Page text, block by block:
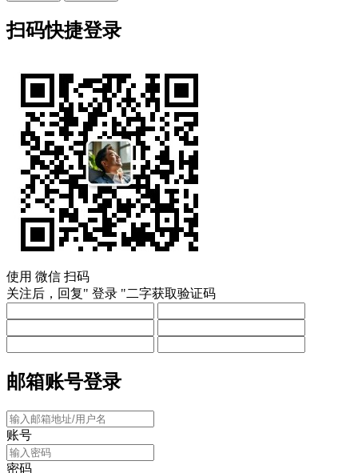
扫码快捷登录
使用 微信 扫码
关注后，回复" 登录 "二字获取验证码
邮箱账号登录
账号
密码